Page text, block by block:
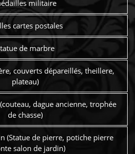
militaire
cartes postales
de marbre
couverts dépareillés, theillere,
plateau)
dague ancienne, trophée
de chasse)
(Statue de pierre, potiche pierre
salon de jardin)